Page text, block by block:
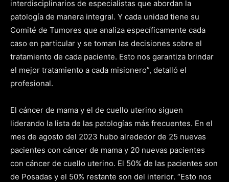
interdisciplinarios de especialistas que abordan la
patología de manera integral. Y cada unidad tiene su
Comité de Tumores que analiza específicamente cada
caso en particular y se toman las decisiones sobre el
tratamiento de cada paciente. Esto nos garantiza brindar
el mejor tratamiento a cada misionero”, detalló el
profesional.
El cáncer de mama y el de cuello uterino siguen
liderando la lista de las patologías más frecuentes. En el
mes de agosto del 2023 hubo alrededor de 25 nuevas
pacientes con cáncer de mama y 20 nuevas pacientes
con cáncer de cuello uterino. El 50% de las pacientes son
de Posadas y el 50% restante son del interior. “Esto nos